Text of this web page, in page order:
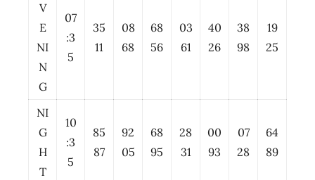
V
E
NI
N
G
07
:3
5
35
11
08
68
68
56
03
61
40
26
38
98
19
25
NI
G
H
T
10
:3
5
85
87
92
05
68
95
28
31
00
93
07
28
64
89